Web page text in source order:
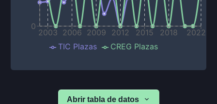
2003 2006 2009 2012 2015 2018 2022
0
TIC Plazas CREG Plazas
Abrir tabla de datos